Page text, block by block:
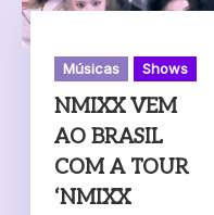
Músicas Shows
NMIXX VEM
AO BRASIL
COM A TOUR
‘NMIXX